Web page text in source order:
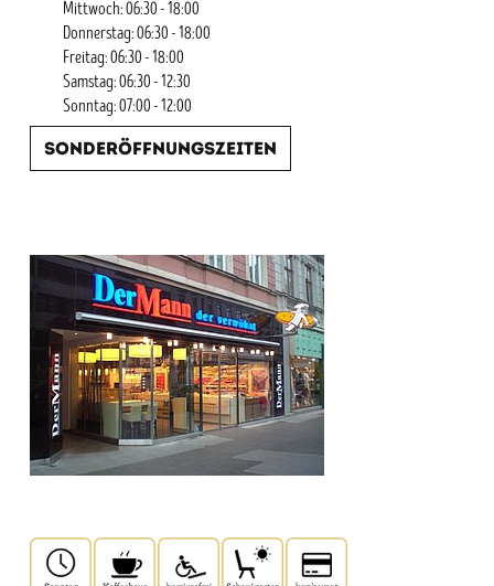
Mittwoch: 06:30 - 18:00
Donnerstag: 06:30 - 18:00
Freitag: 06:30 - 18:00
Samstag: 06:30 - 12:30
Sonntag: 07:00 - 12:00
Sonderöffnungszeiten